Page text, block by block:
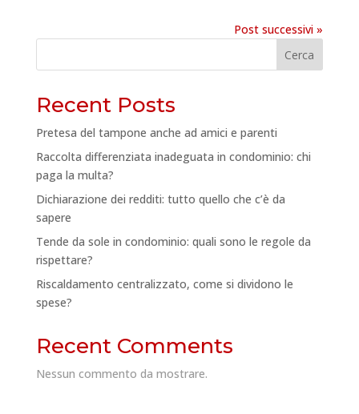
Post successivi »
Cerca
Recent Posts
Pretesa del tampone anche ad amici e parenti
Raccolta differenziata inadeguata in condominio: chi
paga la multa?
Dichiarazione dei redditi: tutto quello che c’è da
sapere
Tende da sole in condominio: quali sono le regole da
rispettare?
Riscaldamento centralizzato, come si dividono le
spese?
Recent Comments
Nessun commento da mostrare.